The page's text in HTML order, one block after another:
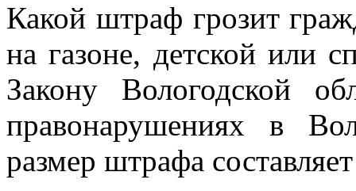
Какой штраф грозит
на газоне, детской или
Закону Вологодской
правонарушениях в
размер штрафа